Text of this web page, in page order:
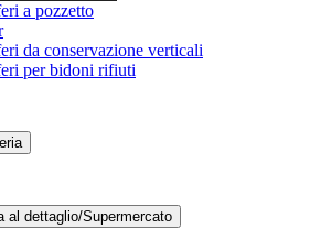
a pozzetto
da conservazione verticali
per bidoni rifiuti
al dettaglio/Supermercato